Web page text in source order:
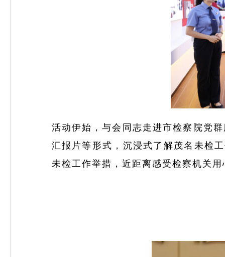
活动伊始，与会同志走进市检察院党
汇报片等形式，沉浸式了解茂名未检
未检工作举措，近距离感受检察机关